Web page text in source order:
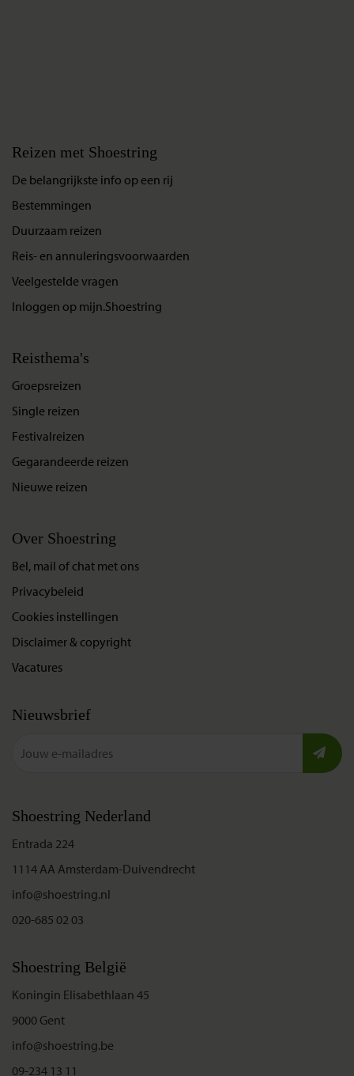
Reizen met Shoestring
De belangrijkste info op een rij
Bestemmingen
Duurzaam reizen
Reis- en annuleringsvoorwaarden
Veelgestelde vragen
Inloggen op mijn.Shoestring
Reisthema's
Groepsreizen
Single reizen
Festivalreizen
Gegarandeerde reizen
Nieuwe reizen
Over Shoestring
Bel, mail of chat met ons
Privacybeleid
Cookies instellingen
Disclaimer & copyright
Vacatures
Nieuwsbrief
Shoestring Nederland
Entrada 224
1114 AA Amsterdam-Duivendrecht
info@shoestring.nl
020-685 02 03
Shoestring België
Koningin Elisabethlaan 45
9000 Gent
info@shoestring.be
09-234 13 11